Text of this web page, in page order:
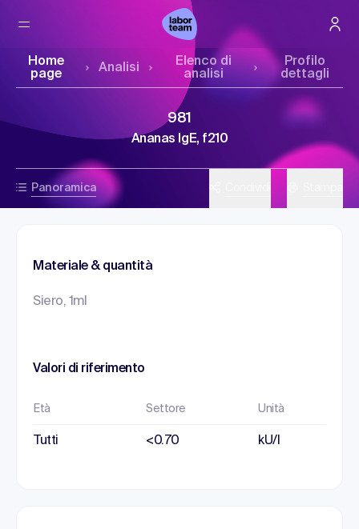
Home
page
Analisi
Elenco di
analisi
Profilo
dettagli
Panoramica
981
Ananas IgE, f210
Materiale & quantità
Siero, 1ml
Valori di riferimento
Età Settore Unità
Tutti <0.70 kU/l